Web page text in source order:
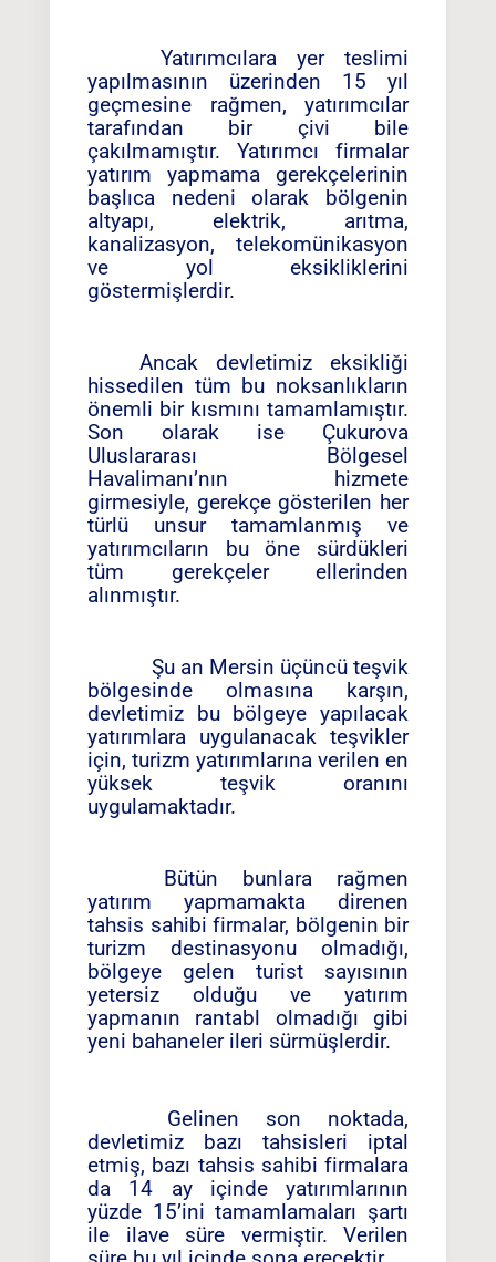
Yatırımcılara yer teslimi
yapılmasının üzerinden 15 yıl
geçmesine rağmen, yatırımcılar
tarafından bir çivi bile
çakılmamıştır. Yatırımcı firmalar
yatırım yapmama gerekçelerinin
başlıca nedeni olarak bölgenin
altyapı, elektrik, arıtma,
kanalizasyon, telekomünikasyon
ve yol eksikliklerini
göstermişlerdir.
Ancak devletimiz eksikliği
hissedilen tüm bu noksanlıkların
önemli bir kısmını tamamlamıştır.
Son olarak ise Çukurova
Uluslararası Bölgesel
Havalimanı’nın hizmete
girmesiyle, gerekçe gösterilen her
türlü unsur tamamlanmış ve
yatırımcıların bu öne sürdükleri
tüm gerekçeler ellerinden
alınmıştır.
Şu an Mersin üçüncü teşvik
bölgesinde olmasına karşın,
devletimiz bu bölgeye yapılacak
yatırımlara uygulanacak teşvikler
için, turizm yatırımlarına verilen en
yüksek teşvik oranını
uygulamaktadır.
Bütün bunlara rağmen
yatırım yapmamakta direnen
tahsis sahibi firmalar, bölgenin bir
turizm destinasyonu olmadığı,
bölgeye gelen turist sayısının
yetersiz olduğu ve yatırım
yapmanın rantabl olmadığı gibi
yeni bahaneler ileri sürmüşlerdir.
Gelinen son noktada,
devletimiz bazı tahsisleri iptal
etmiş, bazı tahsis sahibi firmalara
da 14 ay içinde yatırımlarının
yüzde 15’ini tamamlamaları şartı
ile ilave süre vermiştir. Verilen